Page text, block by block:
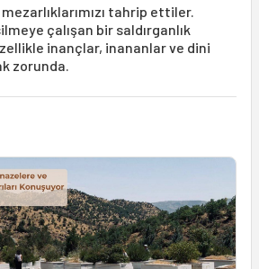
tahrip ettiler.
çalışan bir saldırganlık
inançlar, inananlar ve dini
zorunda.